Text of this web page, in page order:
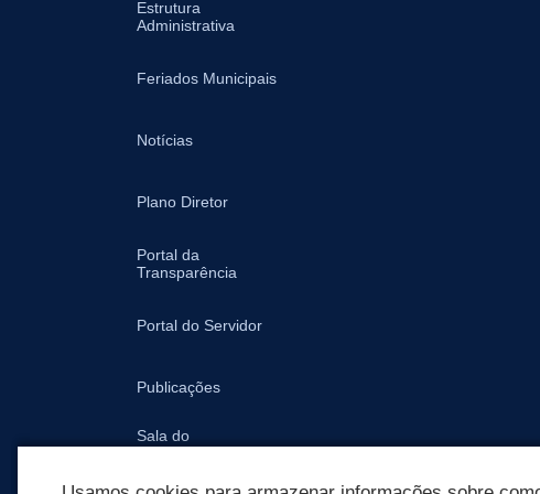
Estrutura
Administrativa
Feriados Municipais
Notícias
Plano Diretor
Portal da
Transparência
Portal do Servidor
Publicações
Sala do